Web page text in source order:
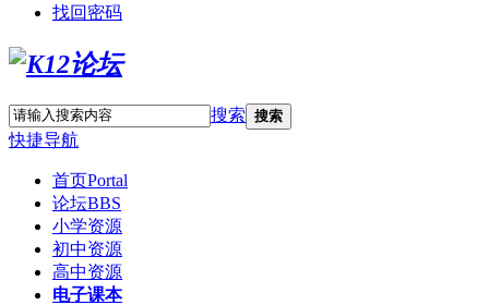
找回密码
搜索 搜索
快捷导航
首页Portal
论坛BBS
小学资源
初中资源
高中资源
电子课本